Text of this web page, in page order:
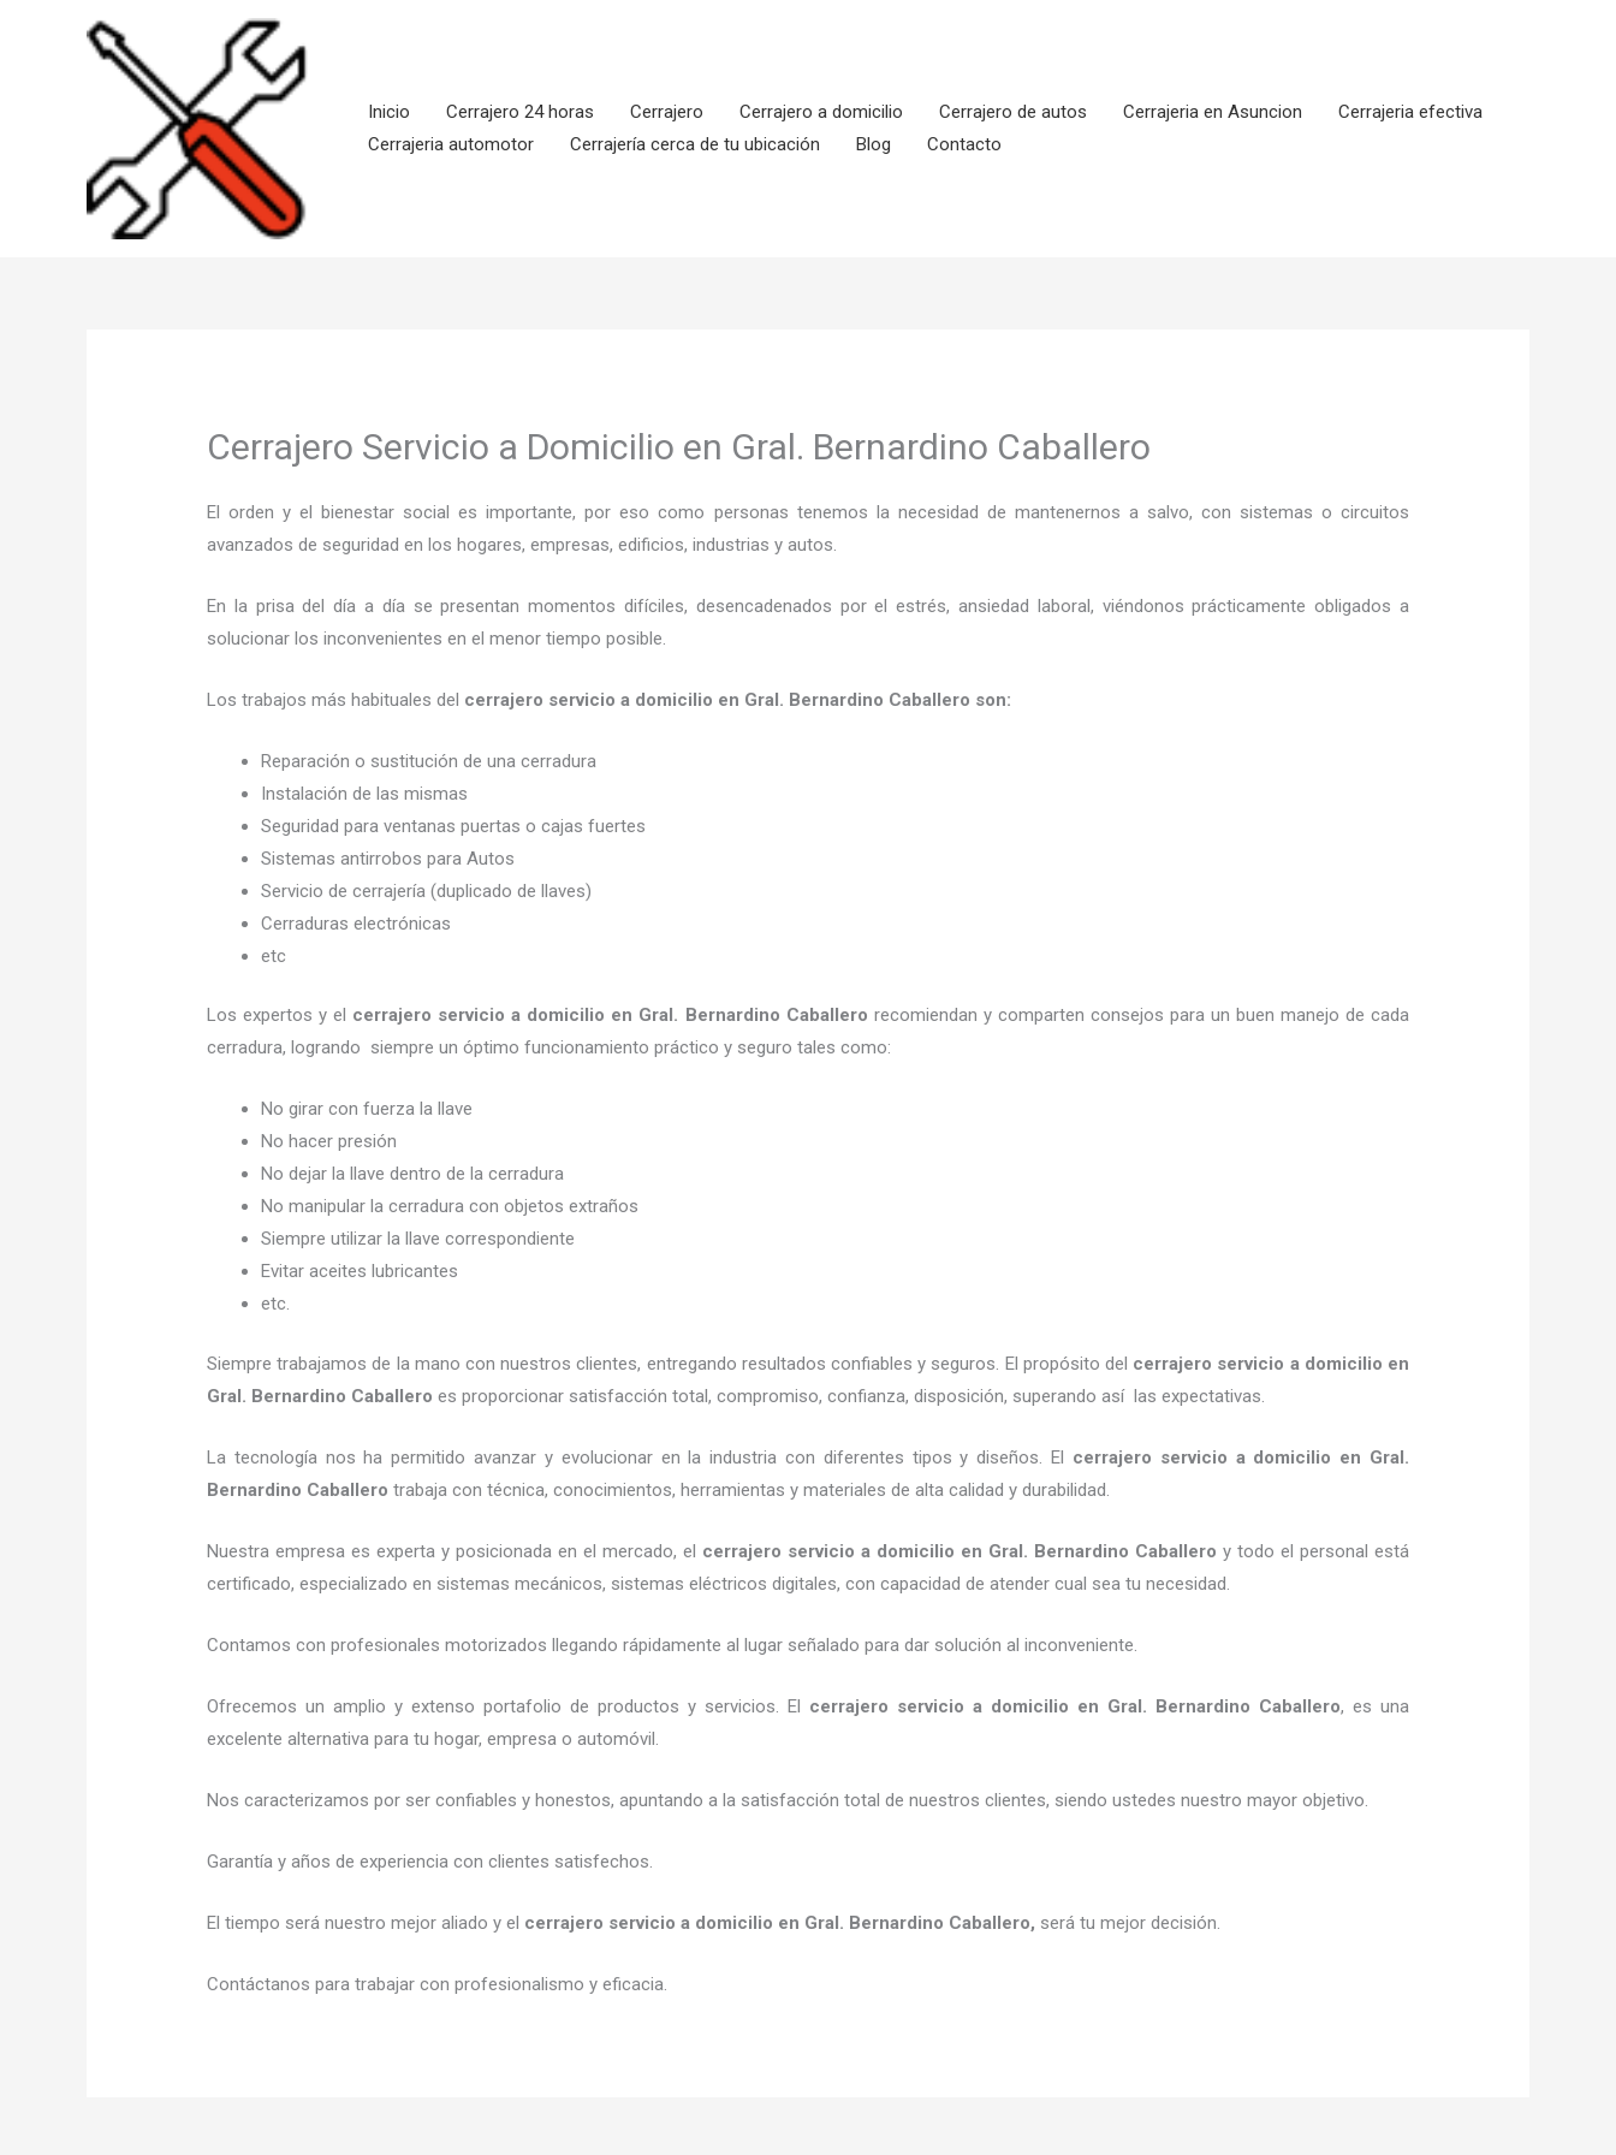
Inicio
Cerrajero 24 horas Cerrajero Cerrajero a domicilio Cerrajero de autos Cerrajeria en Asuncion
Cerrajeria efectiva
Cerrajeria automotor
Cerrajería cerca de tu ubicación Blog Contacto
Cerrajero Servicio a Domicilio en Gral. Bernardino Caballero
El orden y el bienestar social es importante, por eso como personas tenemos la necesidad de mantenernos a salvo, con sistemas o circuitos
avanzados de seguridad en los hogares, empresas, edificios, industrias y autos.
En la prisa del día a día se presentan momentos difíciles, desencadenados por el estrés, ansiedad laboral, viéndonos prácticamente obligados a
solucionar los inconvenientes en el menor tiempo posible.
Los trabajos más habituales del cerrajero servicio a domicilio en Gral. Bernardino Caballero son:
Reparación o sustitución de una cerradura
Instalación de las mismas
Seguridad para ventanas puertas o cajas fuertes
Sistemas antirrobos para Autos
Servicio de cerrajería (duplicado de llaves)
Cerraduras electrónicas
etc
Los expertos y el cerrajero servicio a domicilio en Gral. Bernardino Caballero recomiendan y comparten consejos para un buen manejo de cada
cerradura, logrando siempre un óptimo funcionamiento práctico y seguro tales como:
No girar con fuerza la llave
No hacer presión
No dejar la llave dentro de la cerradura
No manipular la cerradura con objetos extraños
Siempre utilizar la llave correspondiente
Evitar aceites lubricantes
etc.
Siempre trabajamos de la mano con nuestros clientes, entregando resultados confiables y seguros. El propósito del cerrajero servicio a domicilio en
Gral. Bernardino Caballero es proporcionar satisfacción total, compromiso, confianza, disposición, superando así las expectativas.
La tecnología nos ha permitido avanzar y evolucionar en la industria con diferentes tipos y diseños. El cerrajero servicio a domicilio en Gral.
Bernardino Caballero trabaja con técnica, conocimientos, herramientas y materiales de alta calidad y durabilidad.
Nuestra empresa es experta y posicionada en el mercado, el cerrajero servicio a domicilio en Gral. Bernardino Caballero y todo el personal está
certificado, especializado en sistemas mecánicos, sistemas eléctricos digitales, con capacidad de atender cual sea tu necesidad.
Contamos con profesionales motorizados llegando rápidamente al lugar señalado para dar solución al inconveniente.
Ofrecemos un amplio y extenso portafolio de productos y servicios. El cerrajero servicio a domicilio en Gral. Bernardino Caballero, es una
excelente alternativa para tu hogar, empresa o automóvil.
Nos caracterizamos por ser confiables y honestos, apuntando a la satisfacción total de nuestros clientes, siendo ustedes nuestro mayor objetivo.
Garantía y años de experiencia con clientes satisfechos.
El tiempo será nuestro mejor aliado y el cerrajero servicio a domicilio en Gral. Bernardino Caballero, será tu mejor decisión.
Contáctanos para trabajar con profesionalismo y eficacia.